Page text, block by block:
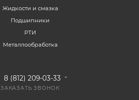
Жидкости и смазка
Подшипники
РТИ
Металлообработка
8 (812) 209-03-33
ЗАКАЗАТЬ ЗВОНОК